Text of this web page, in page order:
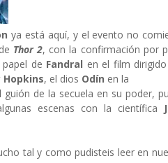
ya está aquí, y el evento no
Thor 2, con la confirmación por
de Fandral en el film
, el dios Odín en la
de la secuela en su poder,
escenas con la científica
tal y como pudisteis leer en